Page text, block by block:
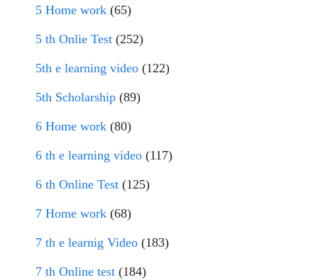
5 Home work (65)
5 th Onlie Test (252)
5th e learning video (122)
5th Scholarship (89)
6 Home work (80)
6 th e learning video (117)
6 th Online Test (125)
7 Home work (68)
7 th e learnig Video (183)
7 th Online test (184)